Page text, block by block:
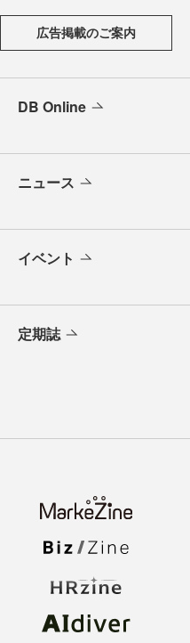
広告掲載のご案内
DB Online
ニュース
イベント
定期誌